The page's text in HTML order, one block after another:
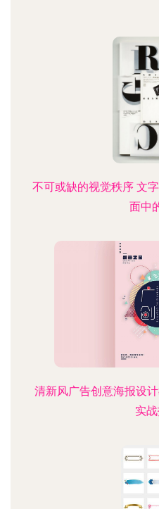
不可或缺的视觉秩序 文
面中
清新风广告创意海报设
实